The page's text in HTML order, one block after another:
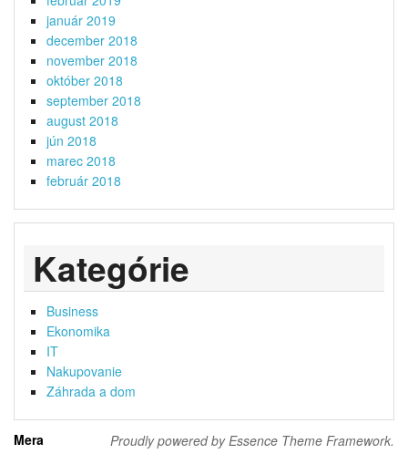
január 2019
december 2018
november 2018
október 2018
september 2018
august 2018
jún 2018
marec 2018
február 2018
Kategórie
Business
Ekonomika
IT
Nakupovanie
Záhrada a dom
Mera Proudly powered by Essence Theme Framework.